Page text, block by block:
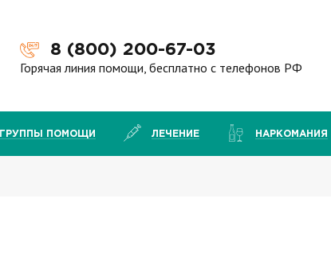
8 (800) 200-67-03
Горячая линия помощи, бесплатно с телефонов РФ
ГРУППЫ ПОМОЩИ ЛЕЧЕНИЕ НАРКОМАНИЯ